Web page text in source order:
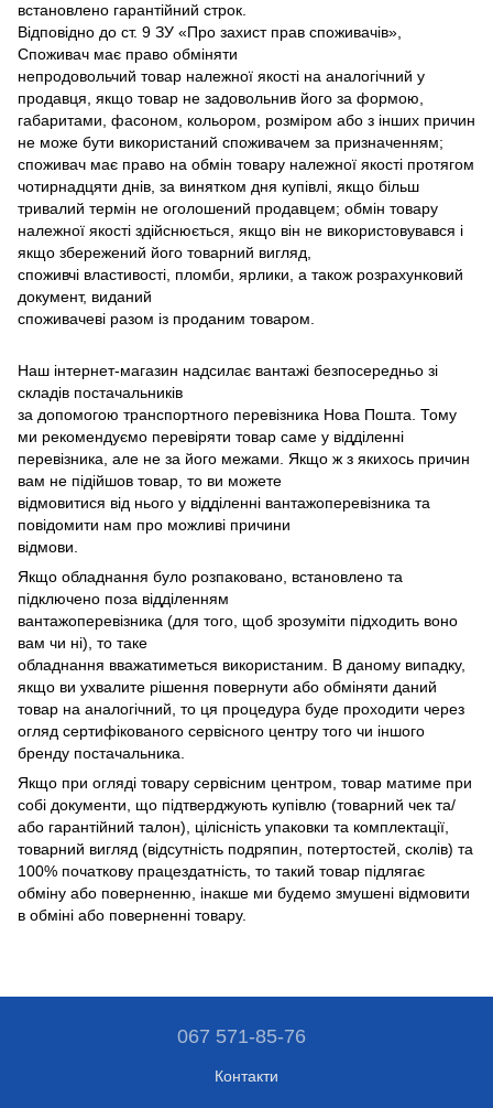
встановлено гарантійний строк.
Відповідно до ст. 9 ЗУ «Про захист прав споживачів»,
Споживач має право обміняти
непродовольчий товар належної якості на аналогічний у
продавця, якщо товар не задовольнив його за формою,
габаритами, фасоном, кольором, розміром або з інших причин
не може бути використаний споживачем за призначенням;
споживач має право на обмін товару належної якості протягом
чотирнадцяти днів, за винятком дня купівлі, якщо більш
тривалий термін не оголошений продавцем; обмін товару
належної якості здійснюється, якщо він не використовувався і
якщо збережений його товарний вигляд,
споживчі властивості, пломби, ярлики, а також розрахунковий
документ, виданий
споживачеві разом із проданим товаром.
Наш інтернет-магазин надсилає вантажі безпосередньо зі
складів постачальників
за допомогою транспортного перевізника Нова Пошта. Тому
ми рекомендуємо перевіряти товар саме у відділенні
перевізника, але не за його межами. Якщо ж з якихось причин
вам не підійшов товар, то ви можете
відмовитися від нього у відділенні вантажоперевізника та
повідомити нам про можливі причини
відмови.
Якщо обладнання було розпаковано, встановлено та
підключено поза відділенням
вантажоперевізника (для того, щоб зрозуміти підходить воно
вам чи ні), то таке
обладнання вважатиметься використаним. В даному випадку,
якщо ви ухвалите рішення повернути або обміняти даний
товар на аналогічний, то ця процедура буде проходити через
огляд сертифікованого сервісного центру того чи іншого
бренду постачальника.
Якщо при огляді товару сервісним центром, товар матиме при
собі документи, що підтверджують купівлю (товарний чек та/
або гарантійний талон), цілісність упаковки та комплектації,
товарний вигляд (відсутність подряпин, потертостей, сколів) та
100% початкову працездатність, то такий товар підлягає
обміну або поверненню, інакше ми будемо змушені відмовити
в обміні або поверненні товару.
067 571-85-76
Контакти